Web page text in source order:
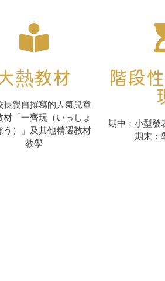
熱教材
長親自撰寫的人氣兒童
材「一齊玩（いっしょ
う）」及其他精選教材
教學
階段
期中：小型發
期末：